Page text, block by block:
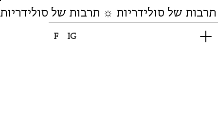
F IG
של סולידריות ☼ תרבות של סולידריות